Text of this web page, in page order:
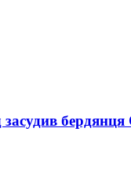
засудив